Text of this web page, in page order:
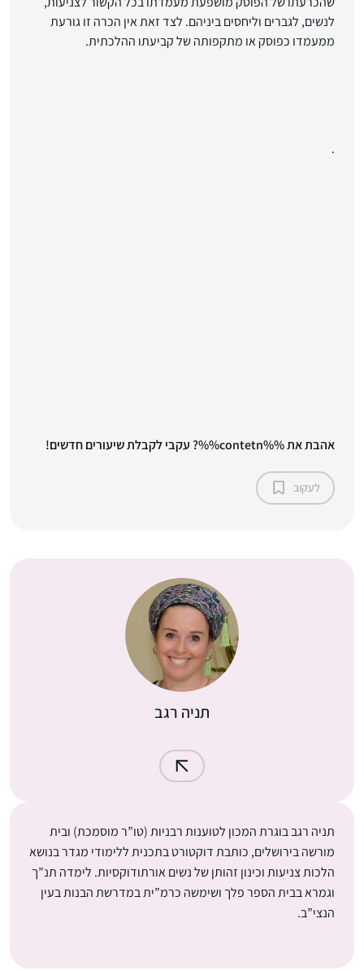
לנשים, לגברים וליחסים ביניהם. לצד זאת אין הכרה זו גורעת
ממעמדו כפוסק או מתקפותה של קביעתו ההלכתית.
.
אהבת את %%contetn%%? עקבי לקבלת שיעורים חדשים!
לעקוב
תניה רגב
תניה רגב בוגרת המכון לטוענות רבניות (טו”ר מוסמכת) ובית
מורשה בירושלים, כותבת דוקטורט בתכנית ללימודי מגדר בנושא
הלכות צניעות וכינון זהותן של נשים אורתודוקסיות. לימדה תנ”ך
וגמרא בבית הספר פלך ושימשה כרמ”ית במדרשת הבנות בעין
הנצי”ב.